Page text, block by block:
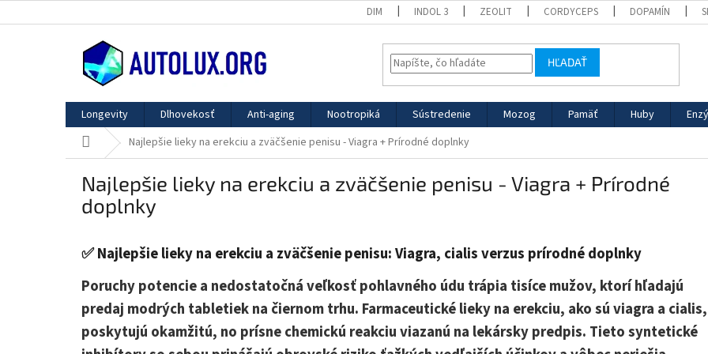
na
DIM INDOL 3 ZEOLIT CORDYCEPS DOPAMÍN
HĽADAŤ
Longevity Dlhovekosť Anti-aging Nootropiká Sústredenie Mozog Pamäť Huby
DomovNajlepšie lieky na erekciu a zväčšenie penisu - Viagra + Prírodné doplnky
Najlepšie lieky na erekciu a zväčšenie penisu - Viagra + Prírodné
doplnky
✅ Najlepšie lieky na erekciu a zväčšenie penisu: Viagra, cialis verzus prírodné doplnky
Poruchy potencie a nedostatočná veľkosť pohlavného údu trápia tisíce mužov, ktorí hľadajú
predaj modrých tabletiek na čiernom trhu. Farmaceutické lieky na erekciu, ako sú viagra a cialis,
poskytujú okamžitú, no prísne chemickú reakciu viazanú na lekársky predpis. Tieto syntetické